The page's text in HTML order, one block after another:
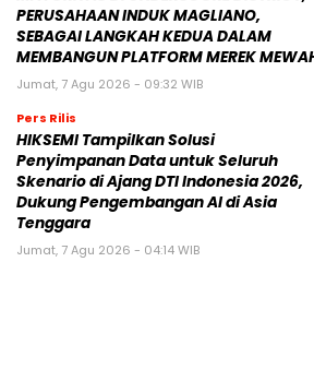
PERUSAHAAN INDUK MAGLIANO,
SEBAGAI LANGKAH KEDUA DALAM
MEMBANGUN PLATFORM MEREK
Jumat, 7 Agu 2026 - 09:32 WIB
Pers Rilis
HIKSEMI Tampilkan Solusi
Penyimpanan Data untuk Seluruh
Skenario di Ajang DTI Indonesia 2026,
Dukung Pengembangan AI di Asia
Tenggara
Jumat, 7 Agu 2026 - 04:14 WIB